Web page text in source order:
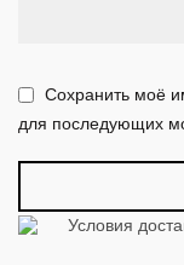
Сохранить моё
для последующих
Условия